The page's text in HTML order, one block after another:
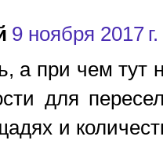
9 ноября 2017
а при чем тут
для
и